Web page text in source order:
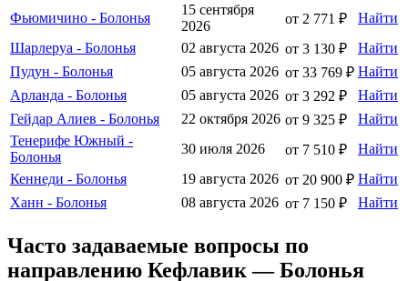
Фьюмичино - Болонья
15 сентября
2026
от 2 771 ₽
Найти
Шарлеруа - Болонья
02 августа 2026 от 3 130 ₽
Найти
Пудун - Болонья
05 августа 2026 от 33 769 ₽ Найти
Арланда - Болонья
05 августа 2026 от 3 292 ₽
Найти
Гейдар Алиев - Болонья
22 октября 2026 от 9 325 ₽
Найти
Тенерифе Южный -
Болонья
30 июля 2026 от 7 510 ₽
Найти
Кеннеди - Болонья
19 августа 2026 от 20 900 ₽ Найти
Ханн - Болонья
08 августа 2026 от 7 150 ₽ Найти
Часто задаваемые вопросы по
направлению Кефлавик — Болонья